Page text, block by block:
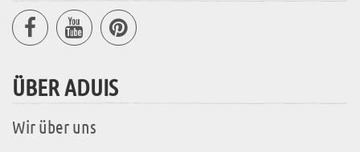
ÜBER ADUIS
Wir über uns